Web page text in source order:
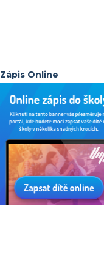
Zápis Online